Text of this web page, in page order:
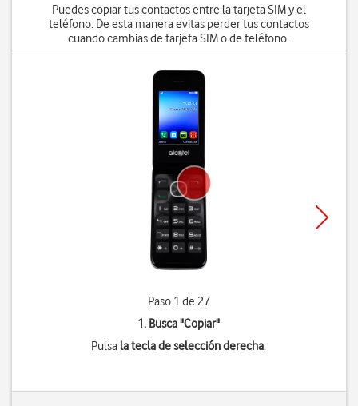
Puedes copiar tus contactos entre la tarjeta SIM y el
teléfono. De esta manera evitas perder tus contactos
cuando cambias de tarjeta SIM o de teléfono.
Paso 1 de 27
1. Busca "Copiar"
Pulsa la tecla de selección derecha.